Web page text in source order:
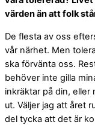
värden än att folk
De flesta av oss
vår närhet. Men
ska förvänta oss.
behöver inte gilla
inkräktar på din,
ut. Väljer jag att året
del tycka att det är